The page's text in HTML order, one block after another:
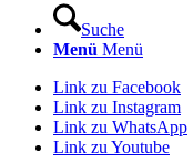
Suche
Menü Menü
Link zu Facebook
Link zu Instagram
Link zu WhatsApp
Link zu Youtube